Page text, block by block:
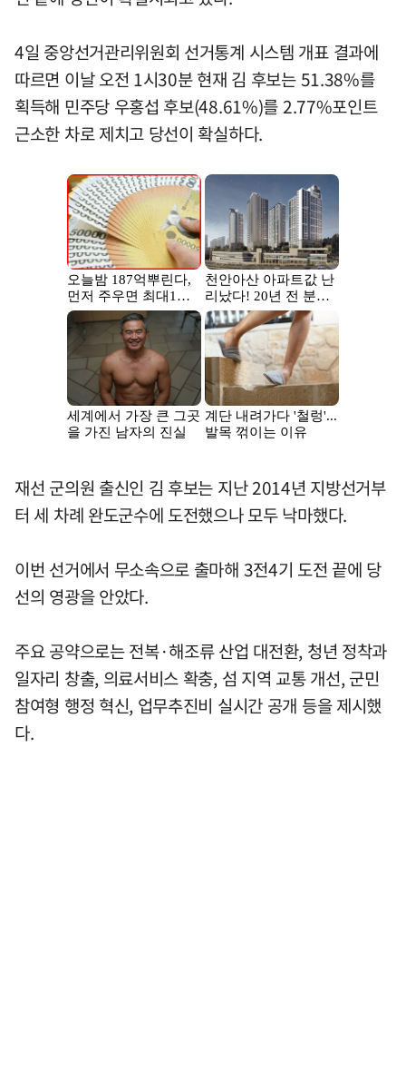
4일 중앙선거관리위원회 선거통계 시스템 개표 결과에
따르면 이날 오전 1시30분 현재 김 후보는 51.38%를
획득해 민주당 우홍섭 후보(48.61%)를 2.77%포인트
근소한 차로 제치고 당선이 확실하다.
재선 군의원 출신인 김 후보는 지난 2014년 지방선거부
터 세 차례 완도군수에 도전했으나 모두 낙마했다.
이번 선거에서 무소속으로 출마해 3전4기 도전 끝에 당
선의 영광을 안았다.
주요 공약으로는 전복·해조류 산업 대전환, 청년 정착과
일자리 창출, 의료서비스 확충, 섬 지역 교통 개선, 군민
참여형 행정 혁신, 업무추진비 실시간 공개 등을 제시했
다.